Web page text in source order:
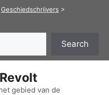
Geschiedschrijvers >
Search
gebied van de